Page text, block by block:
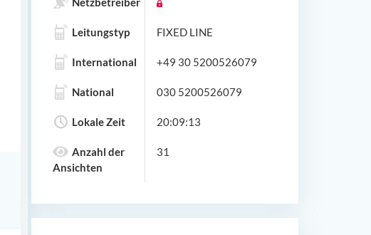
Leitungstyp FIXED LINE
International +49 30 5200526079
National 030 5200526079
Lokale Zeit 20:09:13
Anzahl der
Ansichten
31